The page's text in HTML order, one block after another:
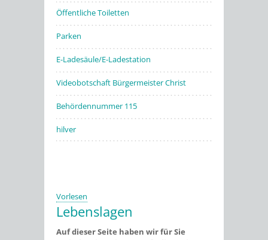
Öffentliche Toiletten
Parken
E-Ladesäule/E-Ladestation
Videobotschaft Bürgermeister Christ
Behördennummer 115
hilver
Vorlesen
Lebenslagen
Auf dieser Seite haben wir für Sie